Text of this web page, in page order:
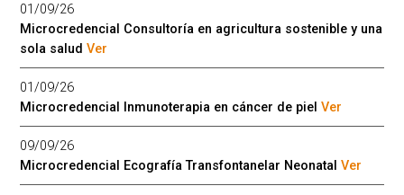
01/09/26
Microcredencial Consultoría en agricultura sostenible y una
sola saludVer
01/09/26
Microcredencial Inmunoterapia en cáncer de pielVer
09/09/26
Microcredencial Ecografía Transfontanelar NeonatalVer